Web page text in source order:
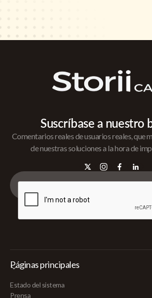
Suscríbase a nuestro
Comentarios reales de usuarios reales, que
de nuestras soluciones a la hora de
Páginas principales
Estado del sistema
Prensa